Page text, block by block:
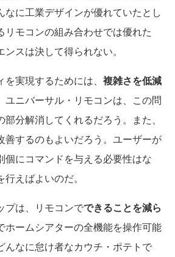
なに工業デザインが優れていたとし
リモコンの組み合わせでは優れた
スは決して得られない。
実現するためには、 複雑さを低減
ユニバーサル・リモコンは、この問
分解消してくれるだろう。また、
善するのもよいだろう。ユーザーが
個にコマンドを与える必要性はな
えばよいのだ。
プは、リモコンでできることを減ら
ホームシアターの全機能を操作可能
んなに怠け者なカウチ・ポテトで